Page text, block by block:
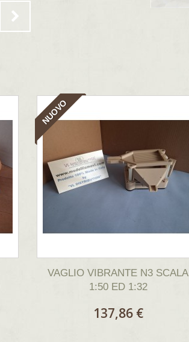
NUOVO
VAGLIO VIBRANTE N3 SCALA
1:50 ED 1:32
137,86 €